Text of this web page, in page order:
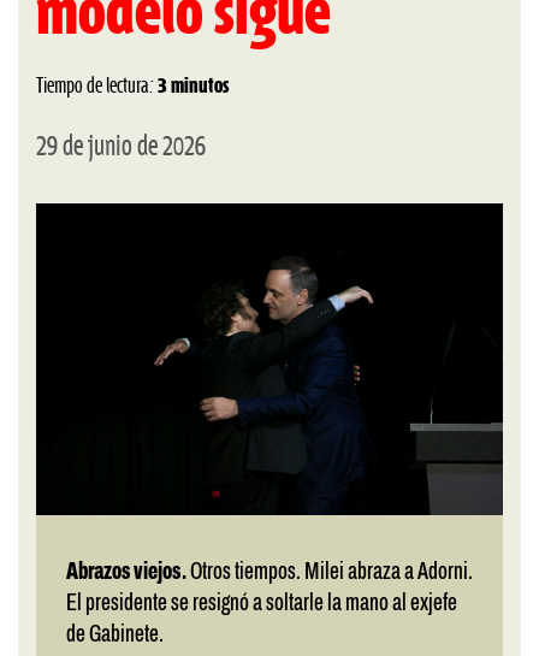
modelo sigue
Tiempo de lectura: 3 minutos
29 de junio de 2026
Abrazos viejos.Otros tiempos. Milei abraza a Adorni.
El presidente se resignó a soltarle la mano al exjefe
de Gabinete.